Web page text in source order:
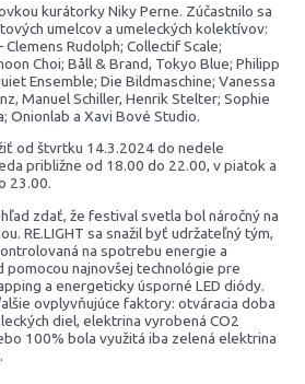
kurátorky Niky Perne. Zúčastnilo sa
umelcov a umeleckých kolektívov:
Clemens Rudolph; Collectif Scale;
Choi; Båll & Brand, Tokyo Blue; Philipp
Ensemble; Die Bildmaschine; Vanessa
Manuel Schiller, Henrik Stelter; Sophie
Onionlab a Xavi Bové Studio.
od štvrtku 14.3.2024 do nedele
približne od 18.00 do 22.00, v piatok a
23.00.
zdať, že festival svetla bol náročný na
RE.LIGHT sa snažil byť udržateľný tým,
na spotrebu energie a
pomocou najnovšej technológie pre
a energeticky úsporné LED diódy.
ovplyvňujúce faktory: otváracia doba
diel, elektrina vyrobená CO2
100% bola využitá iba zelená elektrina